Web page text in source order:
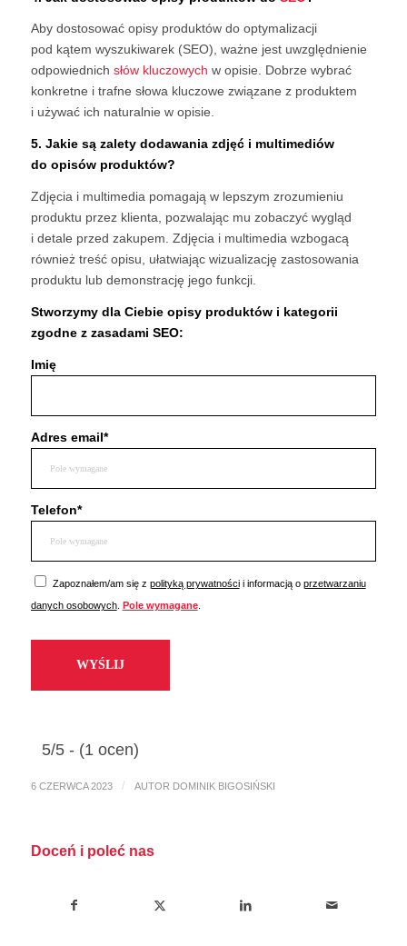
Aby dostosować opisy produktów do optymalizacji
pod kątem wyszukiwarek (SEO), ważne jest uwzględnienie
odpowiednich słów kluczowych w opisie. Dobrze wybrać
konkretne i trafne słowa kluczowe związane z produktem
i używać ich naturalnie w opisie.
5. Jakie są zalety dodawania zdjęć i multimediów
do opisów produktów?
Zdjęcia i multimedia pomagają w lepszym zrozumieniu
produktu przez klienta, pozwalając mu zobaczyć wygląd
i detale przed zakupem. Zdjęcia i multimedia wzbogacą
również treść opisu, ułatwiając wizualizację zastosowania
produktu lub demonstrację jego funkcji.
Stworzymy dla Ciebie opisy produktów i kategorii
zgodne z zasadami SEO:
Imię
Adres email*
Telefon*
Zapoznałem/am się z polityką prywatnościi informacją o przetwarzaniu
danych osobowych. Pole wymagane.
Please
5/5 - (1 ocen)
6 CZERWCA 2023 / AUTOR DOMINIK BIGOSIŃSKI
Doceń i poleć nas